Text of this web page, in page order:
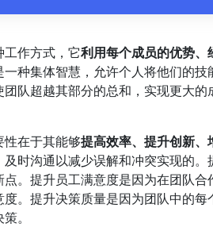
工作方式，它利用每个成员的优势、
一种集体智慧，允许个人将他们的
队超越其部分的总和，实现更大
性在于其能够提高效率、提升创新
时沟通以减少误解和冲突实现的
。提升员工满意度是因为在团队
度。提升决策质量是因为团队中的
。